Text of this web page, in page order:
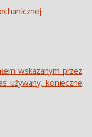
wskazanym przez
używany, konieczne